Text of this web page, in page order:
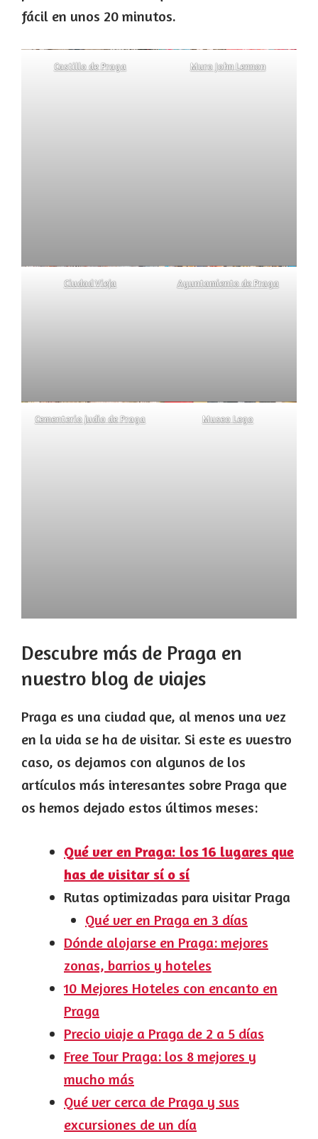
fácil en unos 20 minutos.
Castillo de Praga Muro John Lennon
Ciudad Vieja Ayuntamiento de Praga
Cementerio judio de Praga Museo Lego
Descubre más de Praga en
nuestro blog de viajes
Praga es una ciudad que, al menos una vez
en la vida se ha de visitar. Si este es vuestro
caso, os dejamos con algunos de los
artículos más interesantes sobre Praga que
os hemos dejado estos últimos meses:
Qué ver en Praga: los 16 lugares que
has de visitar sí o sí
Rutas optimizadas para visitar Praga
Qué ver en Praga en 3 días
Dónde alojarse en Praga: mejores
zonas, barrios y hoteles
10 Mejores Hoteles con encanto en
Praga
Precio viaje a Praga de 2 a 5 días
Free Tour Praga: los 8 mejores y
mucho más
Qué ver cerca de Praga y sus
excursiones de un día